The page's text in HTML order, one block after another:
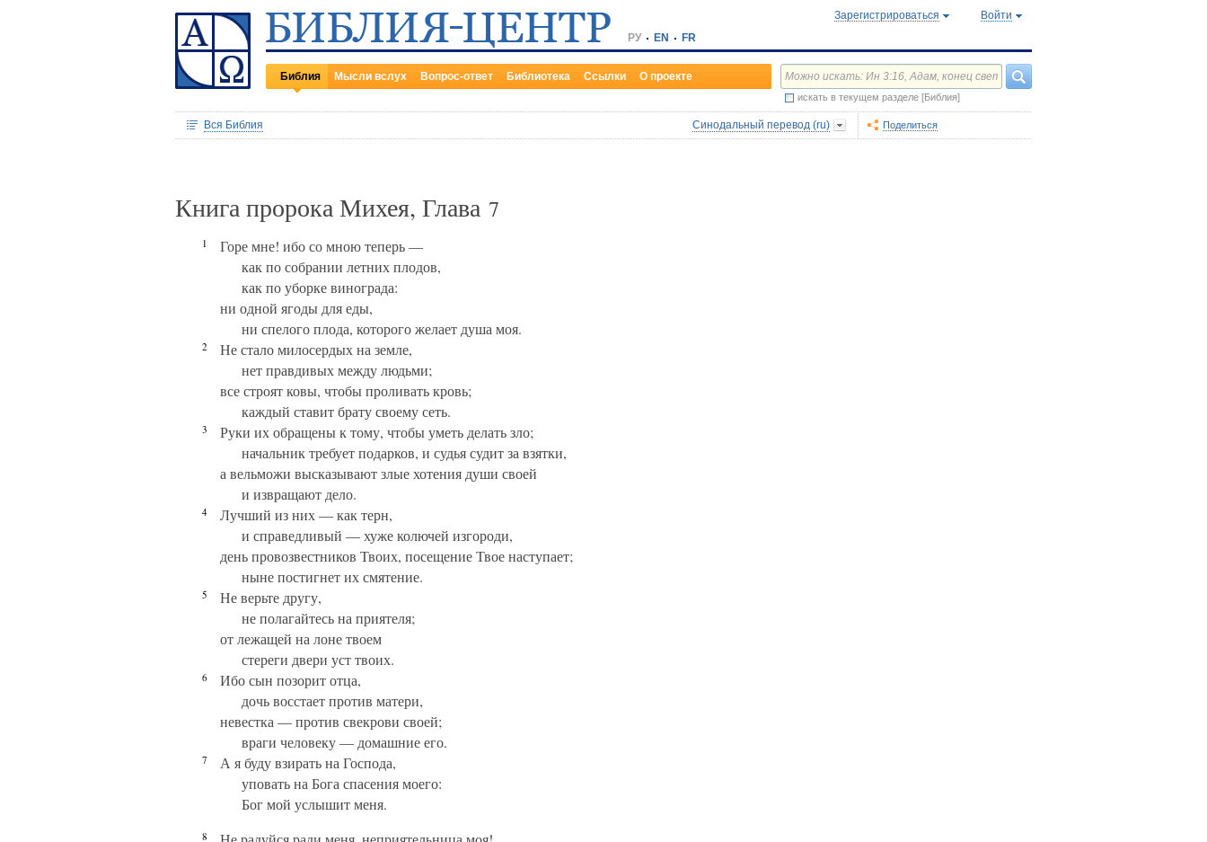
РУ EN FR
Зарегистрироваться Войти
Библия Мысли вслух Вопрос-ответ Библиотека Ссылки О проекте
искать в текущем разделе [Библия]
Вся Библия Синодальный перевод (ru) Поделиться
Книга пророка Михея, Глава 7
1
Горе мне! ибо со мною теперь —
как по собрании летних плодов,
как по уборке винограда:
ни одной ягоды для еды,
ни спелого плода, которого желает душа моя.
2
Не стало милосердых на земле,
нет правдивых между людьми;
все строят ковы, чтобы проливать кровь;
каждый ставит брату своему сеть.
3
Руки их обращены к тому, чтобы уметь делать зло;
начальник требует подарков, и судья судит за взятки,
а вельможи высказывают злые хотения души своей
и извращают дело.
4
Лучший из них — как терн,
и справедливый — хуже колючей изгороди,
день провозвестников Твоих, посещение Твое наступает;
ныне постигнет их смятение.
5
Не верьте другу,
не полагайтесь на приятеля;
от лежащей на лоне твоем
стереги двери уст твоих.
6
Ибо сын позорит отца,
дочь восстает против матери,
невестка — против свекрови своей;
враги человеку — домашние его.
7
А я буду взирать на Господа,
уповать на Бога спасения моего:
Бог мой услышит меня.
8